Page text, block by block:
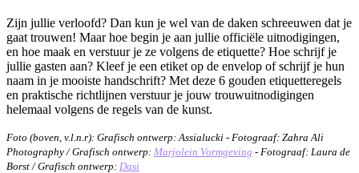
Zijn jullie verloofd? Dan kun je wel van de daken schreeuwen dat je
gaat trouwen! Maar hoe begin je aan jullie officiële uitnodigingen,
en hoe maak en verstuur je ze volgens de etiquette? Hoe schrijf je
jullie gasten aan? Kleef je een etiket op de envelop of schrijf je hun
naam in je mooiste handschrift? Met deze 6 gouden etiquetteregels
en praktische richtlijnen verstuur je jouw trouwuitnodigingen
helemaal volgens de regels van de kunst.
Foto (boven, v.l.n.r): Grafisch ontwerp: Assialucki - Fotograaf: Zahra Ali
Photography / Grafisch ontwerp: Marjolein Vormgeving - Fotograaf: Laura de
Borst / Grafisch ontwerp: Dasi